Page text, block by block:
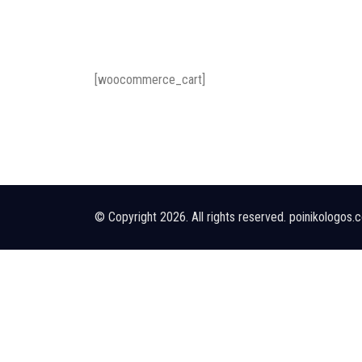
[woocommerce_cart]
© Copyright 2026. All rights reserved.